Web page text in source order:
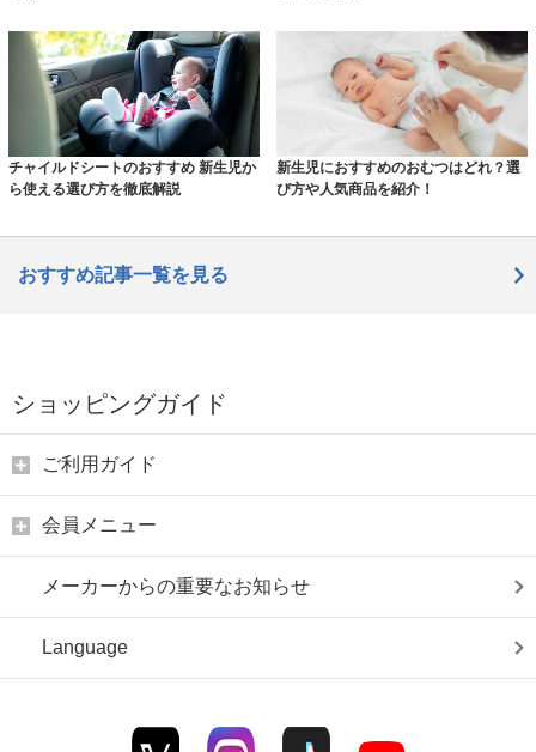
チャイルドシートのおすすめ 新生児か
ら使える選び方を徹底解説
新生児におすすめのおむつはどれ？選
び方や人気商品を紹介！
おすすめ記事一覧を見る
ショッピングガイド
ご利用ガイド
会員メニュー
メーカーからの重要なお知らせ
Language